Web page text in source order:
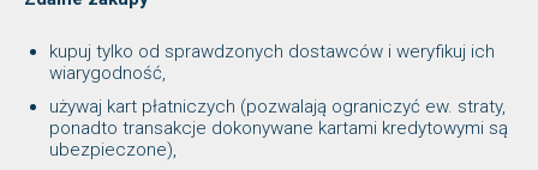
kupuj tylko od sprawdzonych dostawców i weryfikuj ich
wiarygodność,
używaj kart płatniczych (pozwalają ograniczyć ew. straty,
ponadto transakcje dokonywane kartami kredytowymi są
ubezpieczone),